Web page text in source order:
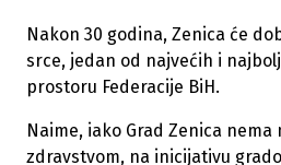
Nakon 30 godina, Zenica će
srce, jedan od najvećih i
prostoru Federacije BiH.
Naime, iako Grad Zenica nema
zdravstvom, na inicijativu